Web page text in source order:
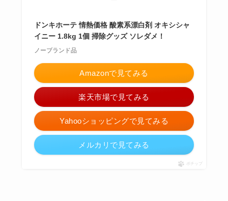
ドンキホーテ 情熱価格 酸素系漂白剤 オキシシャ
イニー 1.8kg 1個 掃除グッズ ソレダメ！
ノーブランド品
Amazonで見てみる
楽天市場で見てみる
Yahooショッピングで見てみる
メルカリで見てみる
ポチップ